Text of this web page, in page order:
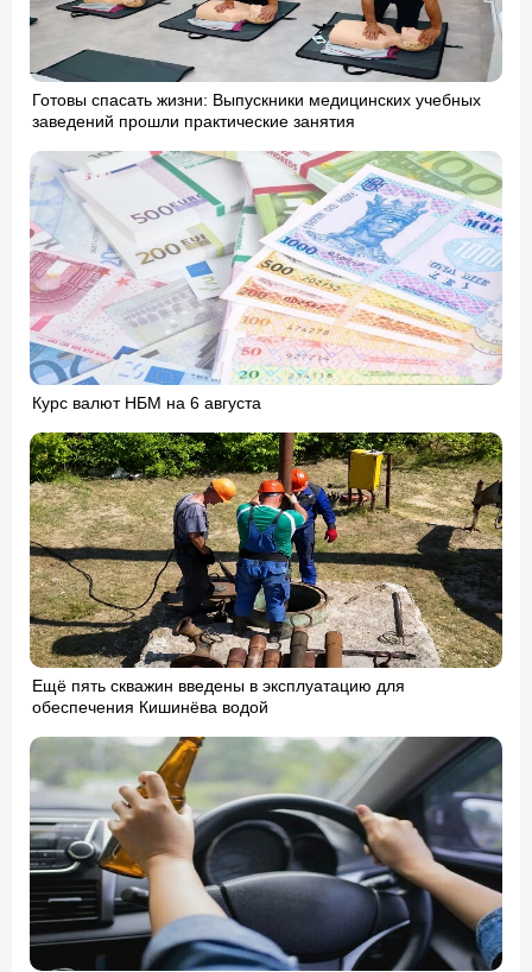
Готовы спасать жизни: Выпускники медицинских учебных
заведений прошли практические занятия
Курс валют НБМ на 6 августа
Ещё пять скважин введены в эксплуатацию для
обеспечения Кишинёва водой